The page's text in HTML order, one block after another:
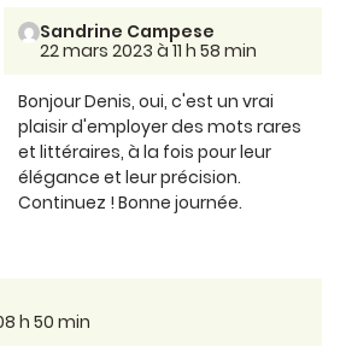
Sandrine Campese
22 mars 2023 à 11 h 58 min
Bonjour Denis, oui, c'est un vrai
plaisir d'employer des mots rares
et littéraires, à la fois pour leur
élégance et leur précision.
Continuez ! Bonne journée.
h 50 min